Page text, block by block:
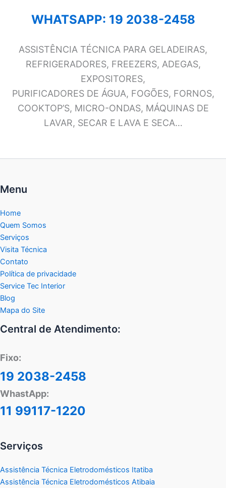
WHATSAPP: 19 2038-2458
ASSISTÊNCIA TÉCNICA PARA GELADEIRAS,
REFRIGERADORES, FREEZERS, ADEGAS,
EXPOSITORES,
PURIFICADORES DE ÁGUA, FOGÕES, FORNOS,
COOKTOP’S, MICRO-ONDAS, MÁQUINAS DE
LAVAR, SECAR E LAVA E SECA…
Menu
Home
Quem Somos
Serviços
Visita Técnica
Contato
Política de privacidade
Service Tec Interior
Blog
Mapa do Site
Central de Atendimento:
Fixo:
19 2038-2458
WhastApp:
11 99117-1220
Serviços
Assistência Técnica Eletrodomésticos Itatiba
Assistência Técnica Eletrodomésticos Atibaia